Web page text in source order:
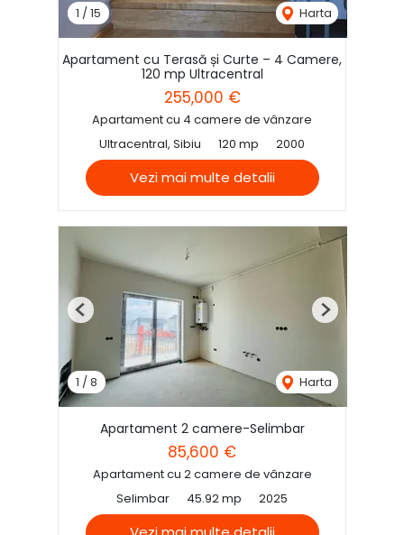
1 /15 Harta
Apartament cu Terasă și Curte – 4 Camere,
120 mp Ultracentral
255,000 €
Apartament cu 4 camere de vânzare
Ultracentral, Sibiu
120 mp 2000
Vezi mai multe detalii
1 /8 Harta
Previous Next
Apartament 2 camere-Selimbar
85,600 €
Apartament cu 2 camere de vânzare
Selimbar
45.92 mp 2025